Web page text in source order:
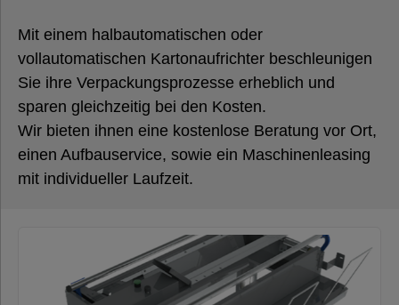
Paletten &
Umreifung
Verpackungsmaschinen
Umreifungsmaschinen
Kartonverschließer
Mit einem halbautomatischen oder
vollautomatischen Kartonaufrichter beschleunigen
Sie ihre Verpackungsprozesse erheblich und
sparen gleichzeitig bei den Kosten.
Wir bieten ihnen eine kostenlose Beratung vor Ort,
einen Aufbauservice, sowie ein Maschinenleasing
mit individueller Laufzeit.